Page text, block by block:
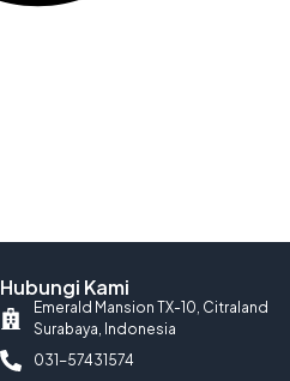
Hubungi Kami
Emerald Mansion TX-10, Citraland
Surabaya, Indonesia
031-57431574